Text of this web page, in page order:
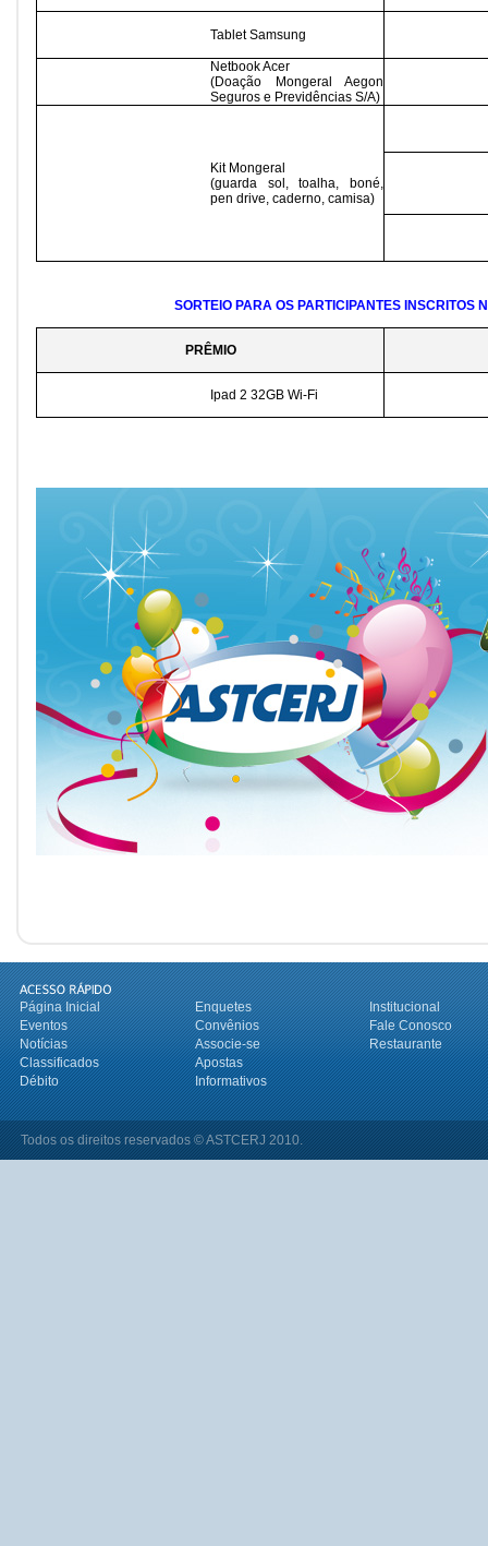
Tablet Samsung
Netbook Acer
(Doação Mongeral Aegon
Seguros e Previdências S/A)
Kit Mongeral
(guarda sol, toalha, boné,
pen drive, caderno, camisa)
SORTEIO PARA OS PARTICIPANTES INSCRITOS
PRÊMIO
Ipad 2 32GB Wi-Fi
Página Inicial Enquetes
Institucional
Eventos
Convênios
Fale Conosco
Notícias
Associe-se
Restaurante
Classificados
Apostas
Débito
Informativos
Todos os direitos reservados © ASTCERJ 2010.